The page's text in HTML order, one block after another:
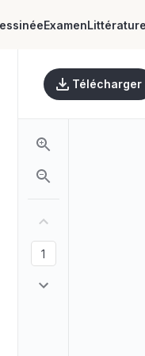
ExamenLittérature
Télécharger